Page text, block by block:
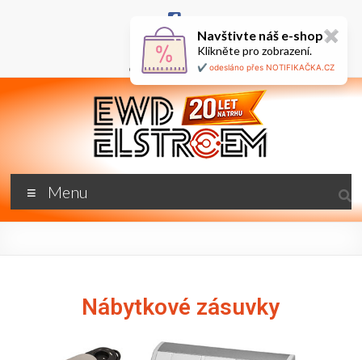
+420 777 687 800
ewd@ewdel.cz
🇬🇧
Menu
Nábytkové zásuvky
Navštivte náš e-shop✖
Klikněte pro zobrazení.
✔️ odesláno přes NOTIFIKAČKA.CZ